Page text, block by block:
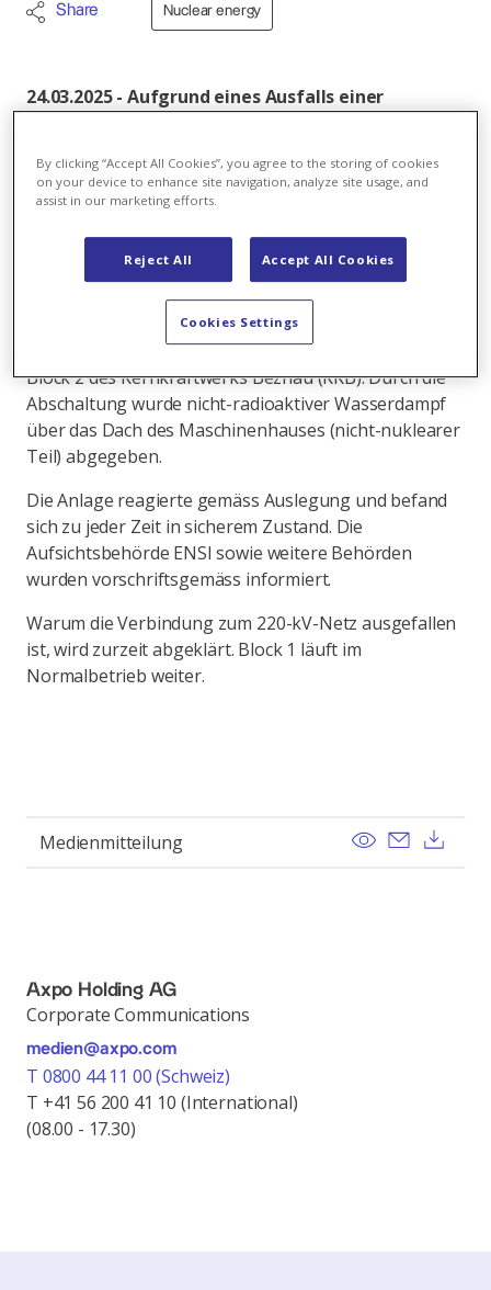
Share Nuclear energy
24.03.2025 - Aufgrund eines Ausfalls einer
im Kernkraftwerk Beznau 2. Die Anlage war zu
jeder Zeit in sicherem Zustand. Die Ursache für
Aufgrund eines Ausfalls einer 220-kV-Netzanbindung
kam es am 23.03.2025 um 22:31 Uhr zu einer
automatischen Schnellabschaltung des Reaktors im
Block 2 des Kernkraftwerks Beznau (KKB). Durch die
Abschaltung wurde nicht-radioaktiver Wasserdampf
über das Dach des Maschinenhauses (nicht-nuklearer
Teil) abgegeben.
Die Anlage reagierte gemäss Auslegung und befand
sich zu jeder Zeit in sicherem Zustand. Die
Aufsichtsbehörde ENSI sowie weitere Behörden
wurden vorschriftsgemäss informiert.
Warum die Verbindung zum 220-kV-Netz ausgefallen
ist, wird zurzeit abgeklärt. Block 1 läuft im
Normalbetrieb weiter.
Medienmitteilung View Send
Axpo Holding AG
Corporate Communications
medien@axpo.com
T 0800 44 11 00 (Schweiz)
T +41 56 200 41 10 (International)
(08.00 - 17.30)
By clicking “Accept All Cookies”, you agree to the storing of cookies
on your device to enhance site navigation, analyze site usage, and
assist in our marketing efforts.
Reject All Accept All Cookies
Cookies Settings